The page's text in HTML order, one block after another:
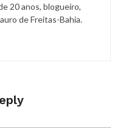
20 anos, blogueiro,
de Freitas-Bahia.